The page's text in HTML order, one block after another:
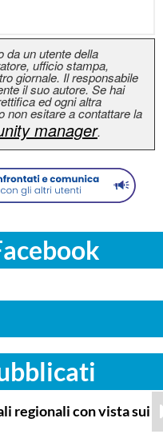
da un utente della
ufficio stampa,
giornale. Il responsabile
il suo autore. Se hai
ed ogni altra
non esitare a contattare la
manager.
regionali con vista sui